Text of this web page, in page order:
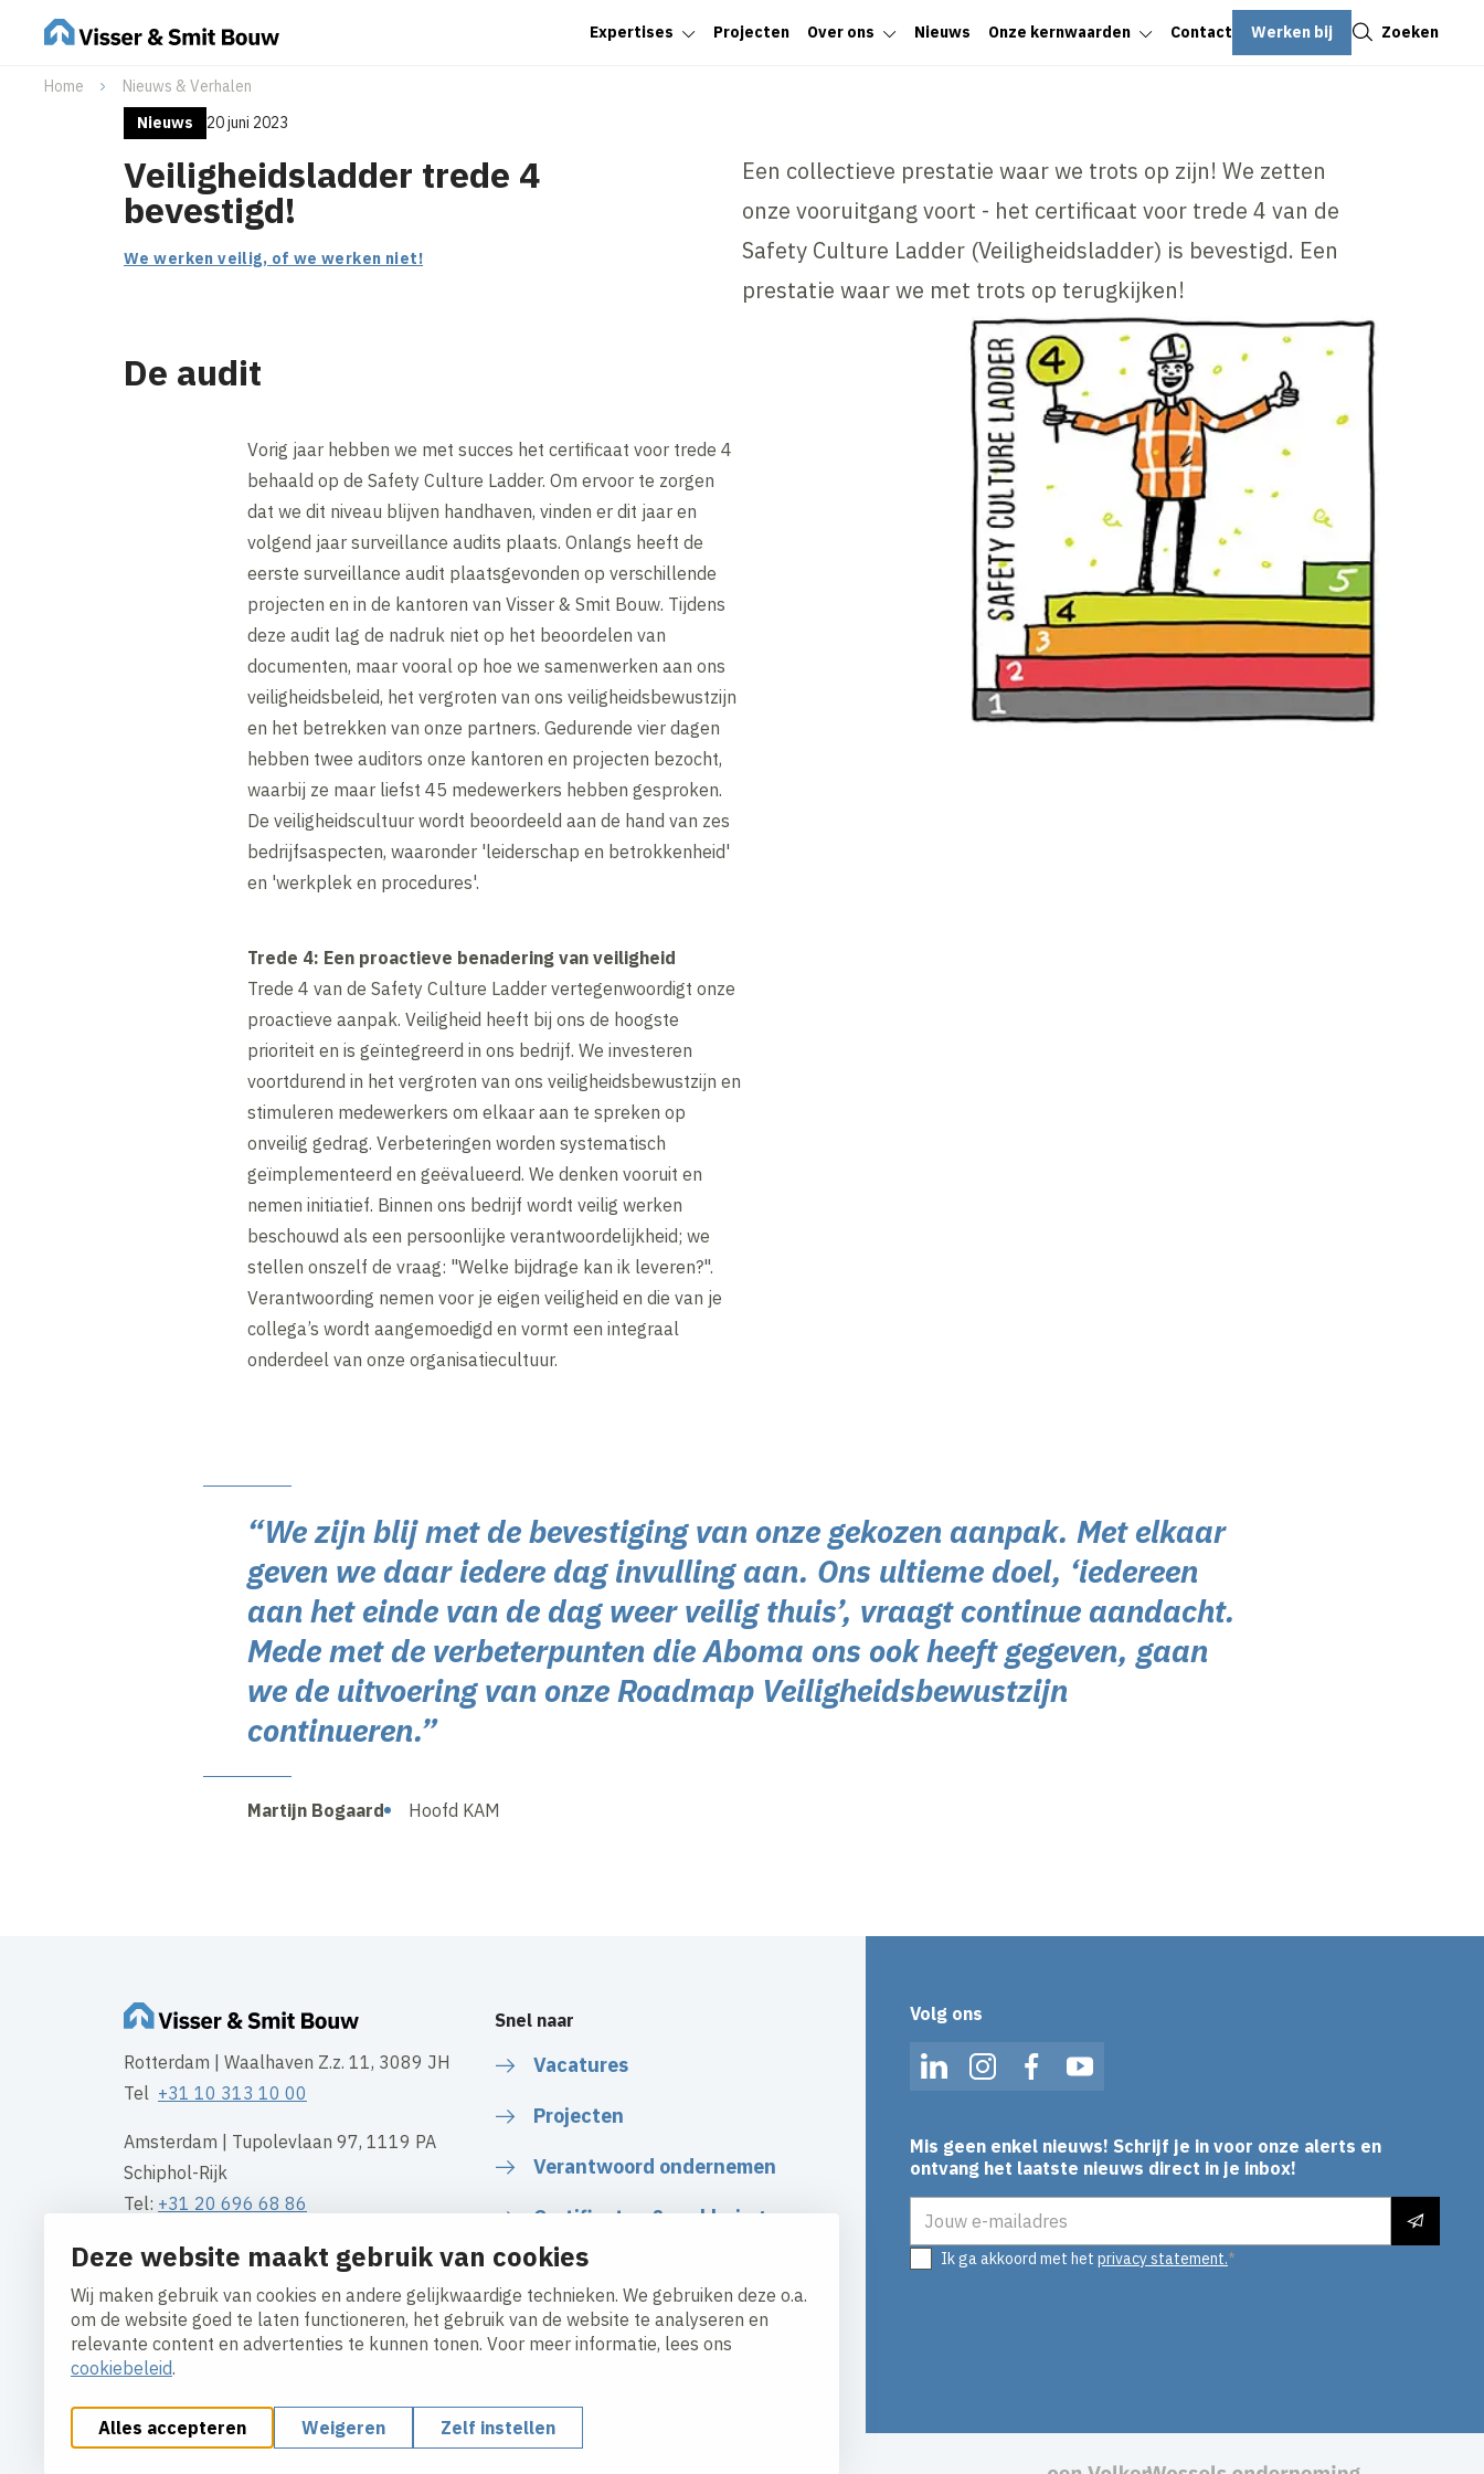
Deze website maakt gebruik van cookies
Wij maken gebruik van cookies en andere gelijkwaardige technieken. We gebruiken deze o.a.
om de website goed te laten functioneren, het gebruik van de website te analyseren en
relevante content en advertenties te kunnen tonen. Voor meer informatie, lees ons
cookiebeleid.
Alles accepteren Weigeren Zelf instellen
Expertises Projecten Over ons Nieuws Onze kernwaarden Contact Werken bij Zoeken
Home
Nieuws & Verhalen
Nieuws
20 juni 2023
Veiligheidsladder trede 4
bevestigd!
We werken veilig, of we werken niet!
Een collectieve prestatie waar we trots op zijn! We zetten
onze vooruitgang voort - het certificaat voor trede 4 van de
Safety Culture Ladder (Veiligheidsladder) is bevestigd. Een
prestatie waar we met trots op terugkijken!
De audit
Vorig jaar hebben we met succes het certificaat voor trede 4
behaald op de Safety Culture Ladder. Om ervoor te zorgen
dat we dit niveau blijven handhaven, vinden er dit jaar en
volgend jaar surveillance audits plaats. Onlangs heeft de
eerste surveillance audit plaatsgevonden op verschillende
projecten en in de kantoren van Visser & Smit Bouw. Tijdens
deze audit lag de nadruk niet op het beoordelen van
documenten, maar vooral op hoe we samenwerken aan ons
veiligheidsbeleid, het vergroten van ons veiligheidsbewustzijn
en het betrekken van onze partners. Gedurende vier dagen
hebben twee auditors onze kantoren en projecten bezocht,
waarbij ze maar liefst 45 medewerkers hebben gesproken.
De veiligheidscultuur wordt beoordeeld aan de hand van zes
bedrijfsaspecten, waaronder 'leiderschap en betrokkenheid'
en 'werkplek en procedures'.
Trede 4: Een proactieve benadering van veiligheid
Trede 4 van de Safety Culture Ladder vertegenwoordigt onze
proactieve aanpak. Veiligheid heeft bij ons de hoogste
prioriteit en is geïntegreerd in ons bedrijf. We investeren
voortdurend in het vergroten van ons veiligheidsbewustzijn en
stimuleren medewerkers om elkaar aan te spreken op
onveilig gedrag. Verbeteringen worden systematisch
geïmplementeerd en geëvalueerd. We denken vooruit en
nemen initiatief. Binnen ons bedrijf wordt veilig werken
beschouwd als een persoonlijke verantwoordelijkheid; we
stellen onszelf de vraag: "Welke bijdrage kan ik leveren?".
Verantwoording nemen voor je eigen veiligheid en die van je
collega’s wordt aangemoedigd en vormt een integraal
onderdeel van onze organisatiecultuur.
“We zijn blij met de bevestiging van onze gekozen aanpak. Met elkaar
geven we daar iedere dag invulling aan. Ons ultieme doel, ‘iedereen
aan het einde van de dag weer veilig thuis’, vraagt continue aandacht.
Mede met de verbeterpunten die Aboma ons ook heeft gegeven, gaan
we de uitvoering van onze Roadmap Veiligheidsbewustzijn
continueren.”
Martijn Bogaard Hoofd KAM
Rotterdam | Waalhaven Z.z. 11, 3089 JH
Tel +31 10 313 10 00
Amsterdam | Tupolevlaan 97, 1119 PA
Schiphol-Rijk
Tel: +31 20 696 68 86
Groningen | Gotenburgweg 50, 9723 TM
Tel:
+31 50 549 54 95
Contact
Snel naar
Vacatures
Projecten
Verantwoord ondernemen
Certificaten & verklaringen
Algemene Voorwaarden
Volg ons
LinkedInInstagramFacebookYouTube
Mis geen enkel nieuws! Schrijf je in voor onze alerts en
ontvang het laatste nieuws direct in je inbox!
Ik ga akkoord met het privacy statement.
Sluiten